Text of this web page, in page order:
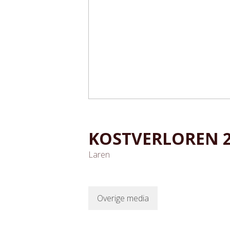
KOSTVERLOREN
Laren
Overige media